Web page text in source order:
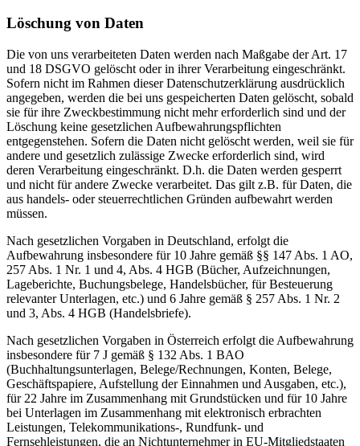
Löschung von Daten
Die von uns verarbeiteten Daten werden nach Maßgabe der Art. 17
und 18 DSGVO gelöscht oder in ihrer Verarbeitung eingeschränkt.
Sofern nicht im Rahmen dieser Datenschutzerklärung ausdrücklich
angegeben, werden die bei uns gespeicherten Daten gelöscht, sobald
sie für ihre Zweckbestimmung nicht mehr erforderlich sind und der
Löschung keine gesetzlichen Aufbewahrungspflichten
entgegenstehen. Sofern die Daten nicht gelöscht werden, weil sie für
andere und gesetzlich zulässige Zwecke erforderlich sind, wird
deren Verarbeitung eingeschränkt. D.h. die Daten werden gesperrt
und nicht für andere Zwecke verarbeitet. Das gilt z.B. für Daten, die
aus handels- oder steuerrechtlichen Gründen aufbewahrt werden
müssen.
Nach gesetzlichen Vorgaben in Deutschland, erfolgt die
Aufbewahrung insbesondere für 10 Jahre gemäß §§ 147 Abs. 1 AO,
257 Abs. 1 Nr. 1 und 4, Abs. 4 HGB (Bücher, Aufzeichnungen,
Lageberichte, Buchungsbelege, Handelsbücher, für Besteuerung
relevanter Unterlagen, etc.) und 6 Jahre gemäß § 257 Abs. 1 Nr. 2
und 3, Abs. 4 HGB (Handelsbriefe).
Nach gesetzlichen Vorgaben in Österreich erfolgt die Aufbewahrung
insbesondere für 7 J gemäß § 132 Abs. 1 BAO
(Buchhaltungsunterlagen, Belege/Rechnungen, Konten, Belege,
Geschäftspapiere, Aufstellung der Einnahmen und Ausgaben, etc.),
für 22 Jahre im Zusammenhang mit Grundstücken und für 10 Jahre
bei Unterlagen im Zusammenhang mit elektronisch erbrachten
Leistungen, Telekommunikations-, Rundfunk- und
Fernsehleistungen, die an Nichtunternehmer in EU-Mitgliedstaaten